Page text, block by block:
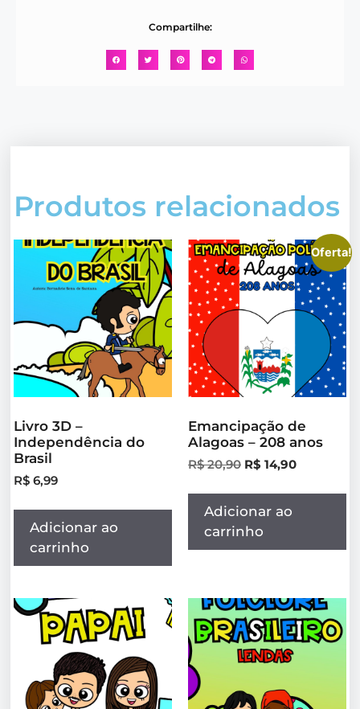
Compartilhe:
Produtos relacionados
Livro 3D –
Independência do
Brasil
R$ 6,99
Adicionar ao
carrinho
Oferta!
Emancipação de
Alagoas – 208 anos
R$20,90 R$ 14,90
Adicionar ao
carrinho